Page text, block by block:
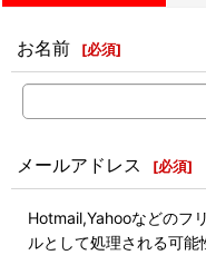
お名前 [必須]
メールアドレス [必須]
Hotmail,Yahooなどのフ
ルとして処理される可